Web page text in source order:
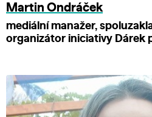
Martin Ondráček
mediální manažer,
organizátor iniciativy Dárek